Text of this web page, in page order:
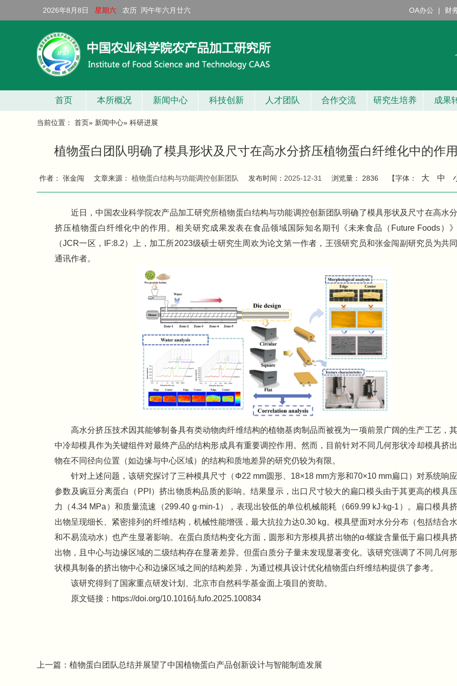
OA办公 | 财
2026年8月8日 星期六 农历 丙午年六月廿六
首页 本所概况 新闻中心 科技创新 人才团队 合作交流 研究生培养 成果
当前位置： 首页» 新闻中心» 科研进展
植物蛋白团队明确了模具形状及尺寸在高水分挤压植物蛋白纤维化中的作用
作者： 张金闯 文章来源： 植物蛋白结构与功能调控创新团队 发布时间： 2025-12-31 浏览量： 2836 【字体： 大 中
近日，中国农业科学院农产品加工研究所植物蛋白结构与功能调控创新团队明确了模具形状及尺寸在高水分
挤压植物蛋白纤维化中的作用。相关研究成果发表在食品领域国际知名期刊《未来食品（Future Foods）》
（JCR一区，IF:8.2）上，加工所2023级硕士研究生周欢为论文第一作者，王强研究员和张金闯副研究员为共同
通讯作者。
高水分挤压技术因其能够制备具有类动物肉纤维结构的植物基肉制品而被视为一项前景广阔的生产工艺，其
中冷却模具作为关键组件对最终产品的结构形成具有重要调控作用。然而，目前针对不同几何形状冷却模具挤出
物在不同径向位置（如边缘与中心区域）的结构和质地差异的研究仍较为有限。
针对上述问题，该研究探讨了三种模具尺寸（Φ22 mm圆形、18×18 mm方形和70×10 mm扁口）对系统响应
参数及豌豆分离蛋白（PPI）挤出物质构品质的影响。结果显示，出口尺寸较大的扁口模头由于其更高的模具压
力（4.34 MPa）和质量流速（299.40 g·min-1），表现出较低的单位机械能耗（669.99 kJ·kg-1）。扁口模具挤
出物呈现细长、紧密排列的纤维结构，机械性能增强，最大抗拉力达0.30 kg。模具壁面对水分分布（包括结合水
和不易流动水）也产生显著影响。在蛋白质结构变化方面，圆形和方形模具挤出物的α-螺旋含量低于扁口模具挤
出物，且中心与边缘区域的二级结构存在显著差异。但蛋白质分子量未发现显著变化。该研究强调了不同几何形
状模具制备的挤出物中心和边缘区域之间的结构差异，为通过模具设计优化植物蛋白纤维结构提供了参考。
该研究得到了国家重点研发计划、北京市自然科学基金面上项目的资助。
原文链接：https://doi.org/10.1016/j.fufo.2025.100834
上一篇： 植物蛋白团队总结并展望了中国植物蛋白产品创新设计与智能制造发展